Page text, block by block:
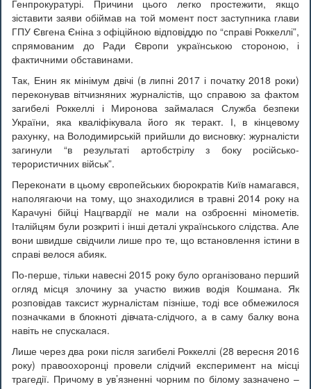
Генпрокуратурі. Причини цього легко простежити, якщо
зіставити заяви обіймав на той момент пост заступника глави
ГПУ Євгена Єніна з офіційною відповіддю по “справі Роккеллі”,
спрямованим до Ради Європи українською стороною, і
фактичними обставинами.
Так, Енин як мінімум двічі (в липні 2017 і початку 2018 роки)
переконував вітчизняних журналістів, що справою за фактом
загибелі Роккеллі і Миронова займалася Служба безпеки
України, яка кваліфікувала його як теракт. І, в кінцевому
рахунку, на Володимирській прийшли до висновку: журналісти
загинули “в результаті артобстрілу з боку російсько-
терористичних військ”.
Переконати в цьому європейських бюрократів Київ намагався,
наполягаючи на тому, що знаходилися в травні 2014 року на
Карачуні бійці Нацгвардії не мали на озброєнні мінометів.
Італійцям були розкриті і інші деталі українського слідства. Але
вони швидше свідчили лише про те, що встановлення істини в
справі велося абияк.
По-перше, тільки навесні 2015 року було організовано перший
огляд місця злочину за участю вижив водія Кошмана. Як
розповідав таксист журналістам пізніше, тоді все обмежилося
позначками в блокноті дівчата-слідчого, а в саму балку вона
навіть не спускалася.
Лише через два роки після загибелі Роккеллі (28 вересня 2016
року) правоохоронці провели слідчий експеримент на місці
трагедії. Причому в ув’язненні чорним по білому зазначено –